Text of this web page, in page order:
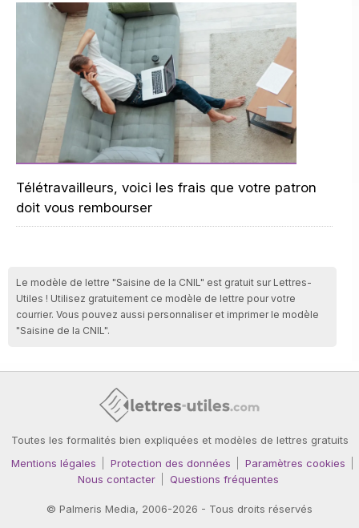
Télétravailleurs, voici les frais que votre patron
doit vous rembourser
Le modèle de lettre "Saisine de la CNIL" est gratuit sur Lettres-
Utiles ! Utilisez gratuitement ce modèle de lettre pour votre
courrier. Vous pouvez aussi personnaliser et imprimer le modèle
"Saisine de la CNIL".
Toutes les formalités bien expliquées et modèles de lettres gratuits
Mentions légales
Protection des données
Paramètres cookies
Nous contacter
Questions fréquentes
© Palmeris Media, 2006-2026 - Tous droits réservés